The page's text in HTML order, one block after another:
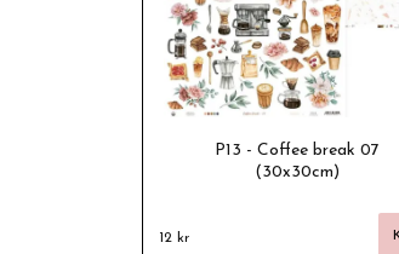
P13 - Coffee break 07
(30x30cm)
12 kr